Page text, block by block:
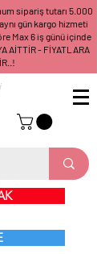
sipariş tutarı 5.000
gün kargo hizmeti
Max 6 iş günü içinde
AİTTİR - FİYATLARA